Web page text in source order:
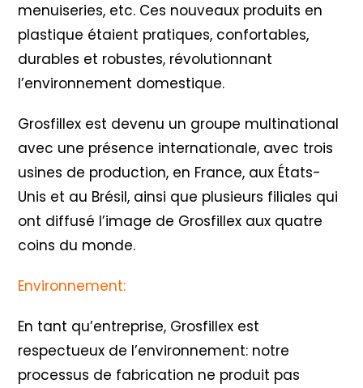
menuiseries, etc. Ces nouveaux produits en
plastique étaient pratiques, confortables,
durables et robustes, révolutionnant
l’environnement domestique.
Grosfillex est devenu un groupe multinational
avec une présence internationale, avec trois
usines de production, en France, aux États-
Unis et au Brésil, ainsi que plusieurs filiales qui
ont diffusé l’image de Grosfillex aux quatre
coins du monde.
Environnement:
En tant qu’entreprise, Grosfillex est
respectueux de l’environnement: notre
processus de fabrication ne produit pas